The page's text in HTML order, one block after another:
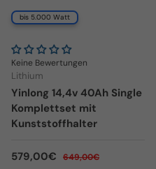
bis 5.000 Watt
Keine Bewertungen
Lithium
Yinlong 14,4v 40Ah Single
Komplettset mit
Kunststoffhalter
Verkaufspreis
579,00€ Normaler Preis
649,00€